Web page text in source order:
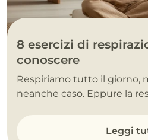
8 esercizi di
conoscere
Respiriamo tutto il giorno,
neanche caso. Eppure la
Leggi